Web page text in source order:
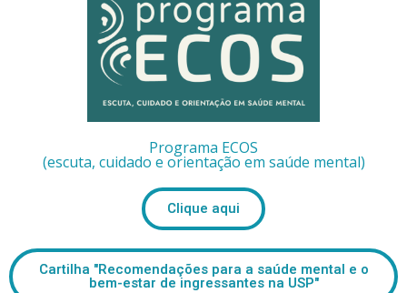
Programa ECOS
(escuta, cuidado e orientação em saúde mental)
Clique aqui
Cartilha "Recomendações para a saúde mental e o
bem-estar de ingressantes na USP"